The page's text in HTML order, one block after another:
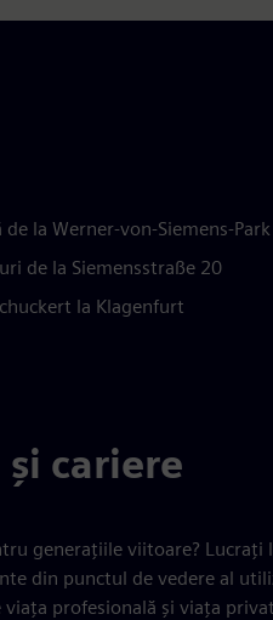
la Werner-von-Siemens-Park
de la Siemensstraße 20
la Klagenfurt
și cariere
generațiile viitoare?
din punctul de vedere al
profesională și viața